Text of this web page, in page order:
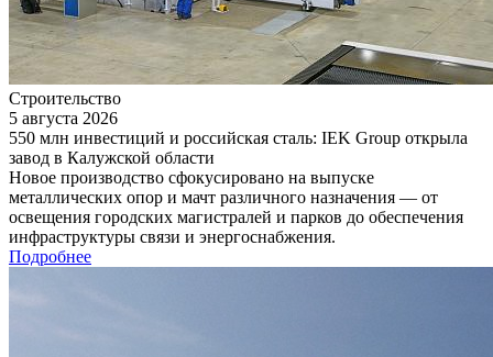
Строительство
5 августа 2026
550 млн инвестиций и российская сталь: IEK Group открыла
завод в Калужской области
Новое производство сфокусировано на выпуске
металлических опор и мачт различного назначения — от
освещения городских магистралей и парков до обеспечения
инфраструктуры связи и энергоснабжения.
Подробнее